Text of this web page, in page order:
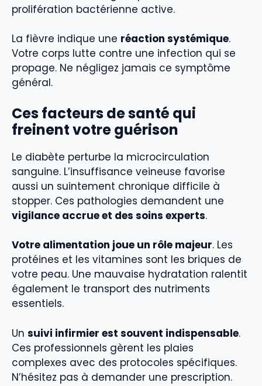
prolifération bactérienne active.
La fièvre indique une réaction systémique.
Votre corps lutte contre une infection qui se
propage. Ne négligez jamais ce symptôme
général.
Ces facteurs de santé qui
freinent votre guérison
Le diabète perturbe la microcirculation
sanguine. L’insuffisance veineuse favorise
aussi un suintement chronique difficile à
stopper. Ces pathologies demandent une
vigilance accrue et des soins experts.
Votre alimentation joue un rôle majeur. Les
protéines et les vitamines sont les briques de
votre peau. Une mauvaise hydratation ralentit
également le transport des nutriments
essentiels.
Un suivi infirmier est souvent indispensable.
Ces professionnels gèrent les plaies
complexes avec des protocoles spécifiques.
N’hésitez pas à demander une prescription.